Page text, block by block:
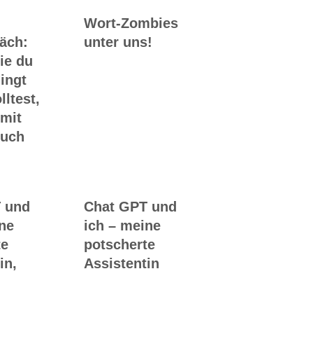
du
Wort-Zombies
unter uns!
und
Chat GPT und
ich – meine
potscherte
Assistentin